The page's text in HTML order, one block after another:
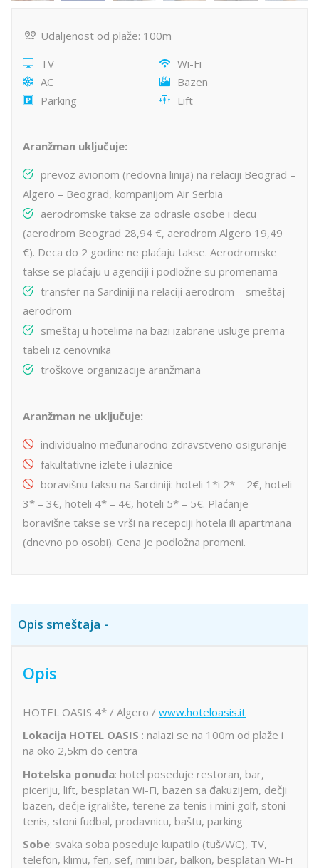
Udaljenost od plaže: 100m
TV
Wi-Fi
AC
Bazen
Parking
Lift
Aranžman uključuje:
prevoz avionom (redovna linija) na relaciji Beograd –
Algero – Beograd, kompanijom Air Serbia
aerodromske takse za odrasle osobe i decu
(aerodrom Beograd 28,94 €, aerodrom Algero 19,49
€). Deca do 2 godine ne plaćaju takse. Aerodromske
takse se plaćaju u agenciji i podložne su promenama
transfer na Sardiniji na relaciji aerodrom – smeštaj –
aerodrom
smeštaj u hotelima na bazi izabrane usluge prema
tabeli iz cenovnika
troškove organizacije aranžmana
Aranžman ne uključuje:
individualno međunarodno zdravstveno osiguranje
fakultativne izlete i ulaznice
boravišnu taksu na Sardiniji: hoteli 1*i 2* – 2€, hoteli
3* – 3€, hoteli 4* – 4€, hoteli 5* – 5€. Plaćanje
boravišne takse se vrši na recepciji hotela ili apartmana
(dnevno po osobi). Cena je podložna promeni.
Opis smeštaja
Opis
HOTEL OASIS 4* / Algero / www.hoteloasis.it
Lokacija HOTEL OASIS : nalazi se na 100m od plaže i
na oko 2,5km do centra
Hotelska ponuda: hotel poseduje restoran, bar,
piceriju, lift, besplatan Wi-Fi, bazen sa đakuzijem, dečji
bazen, dečje igralište, terene za tenis i mini golf, stoni
tenis, stoni fudbal, prodavnicu, baštu, parking
Sobe: svaka soba poseduje kupatilo (tuš/WC), TV,
telefon, klimu, fen, sef, mini bar, balkon, besplatan Wi-Fi